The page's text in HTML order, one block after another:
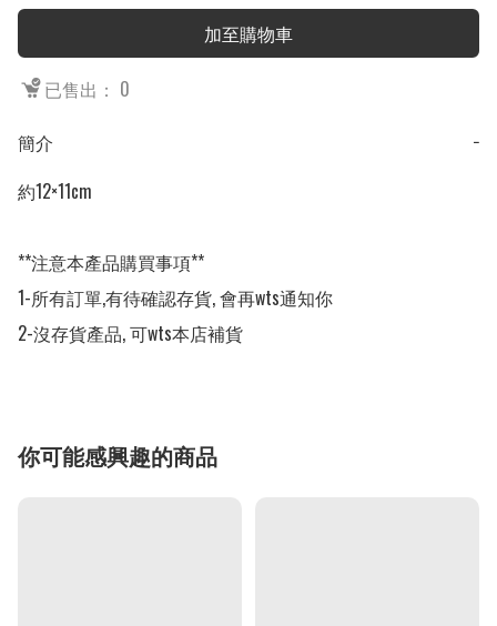
加至購物車
已售出： 0
簡介
−
約12×11cm
**注意本產品購買事項**
1-所有訂單,有待確認存貨, 會再wts通知你
2-沒存貨產品, 可wts本店補貨
你可能感興趣的商品